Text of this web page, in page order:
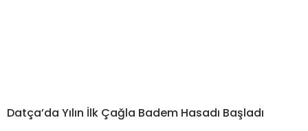
Datça’da Yılın İlk Çağla Badem Hasadı Başladı